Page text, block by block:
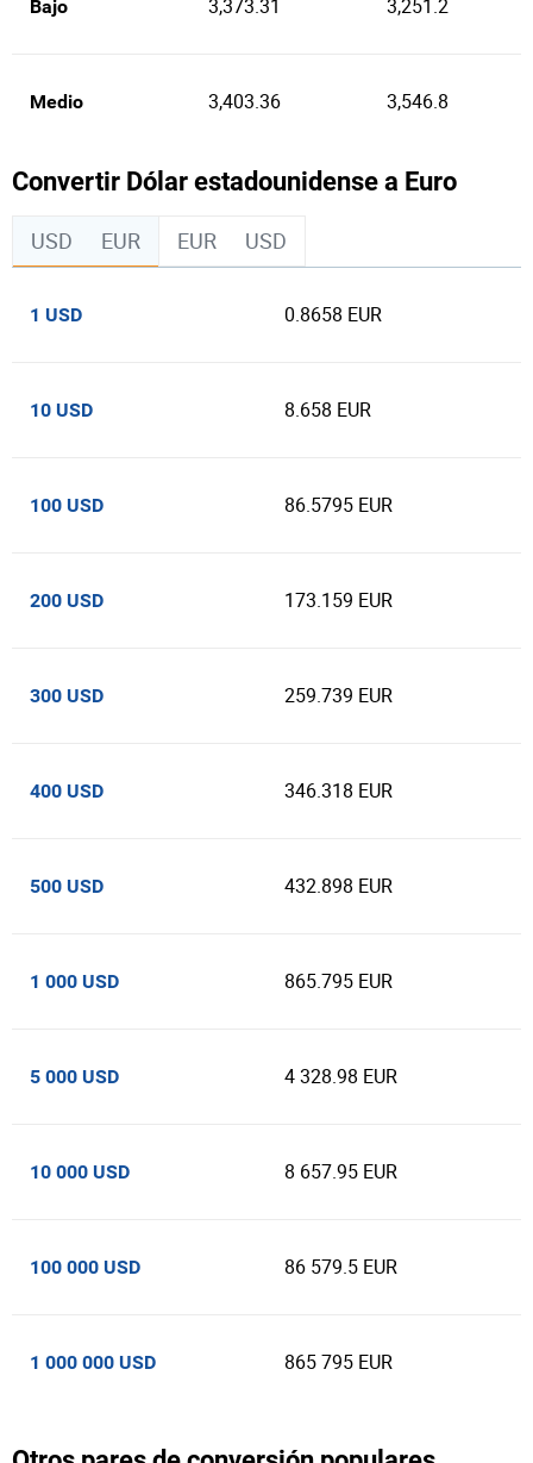
Bajo 3,373.31 3,251.2
Medio 3,403.36 3,546.8
Convertir Dólar estadounidense a Euro
USD EUR EUR USD
1 USD 0.8658 EUR
10 USD 8.658 EUR
100 USD 86.5795 EUR
200 USD 173.159 EUR
300 USD 259.739 EUR
400 USD 346.318 EUR
500 USD 432.898 EUR
1 000 USD 865.795 EUR
5 000 USD 4 328.98 EUR
10 000 USD 8 657.95 EUR
100 000 USD 86 579.5 EUR
1 000 000 USD 865 795 EUR